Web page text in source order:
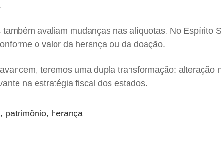
também avaliam mudanças nas alíquotas. No
o valor da herança ou da doação.
teremos uma dupla transformação:
na estratégia fiscal dos estados.